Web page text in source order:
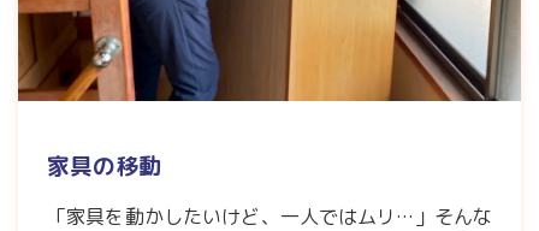
家具の移動
「家具を動かしたいけど、一人ではムリ…」そんな